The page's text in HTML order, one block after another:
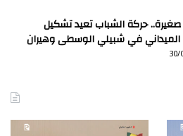
صغيرة.. حركة الشباب تعيد تشكيل
الميداني في شبيلي الوسطى وهيران
30/